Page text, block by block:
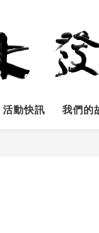
活動快訊 我們的